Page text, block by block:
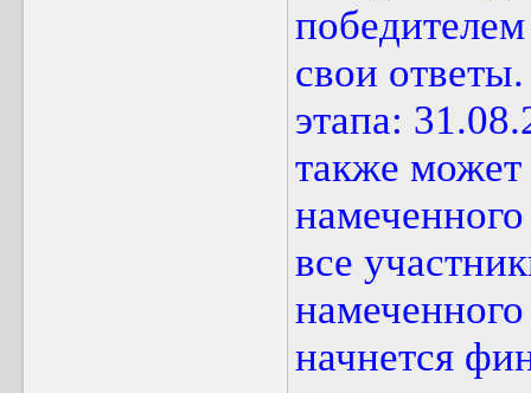
свои
этапа:
также
все
начнется